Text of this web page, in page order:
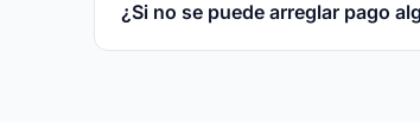
¿Si no se puede arreglar pago